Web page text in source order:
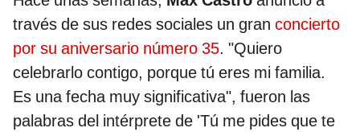
través de sus redes sociales un gran concierto
por su aniversario número 35. "Quiero
celebrarlo contigo, porque tú eres mi familia.
Es una fecha muy significativa", fueron las
palabras del intérprete de 'Tú me pides que te